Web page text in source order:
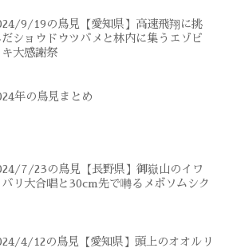
9/19の鳥見【愛知県】高速飛翔に挑
だショウドウツバメと林内に集うエゾビ
キ大感謝祭
年の鳥見まとめ
7/23の鳥見【長野県】御嶽山のイワ
バリ大合唱と30cm先で囀るメボソムシク
4/12の鳥見【愛知県】頭上のオオルリ